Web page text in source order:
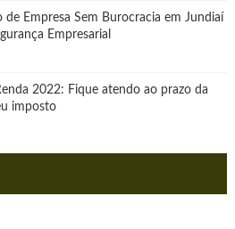
de Empresa Sem Burocracia em Jundiaí
Empresarial
2022: Fique atendo ao prazo da
imposto